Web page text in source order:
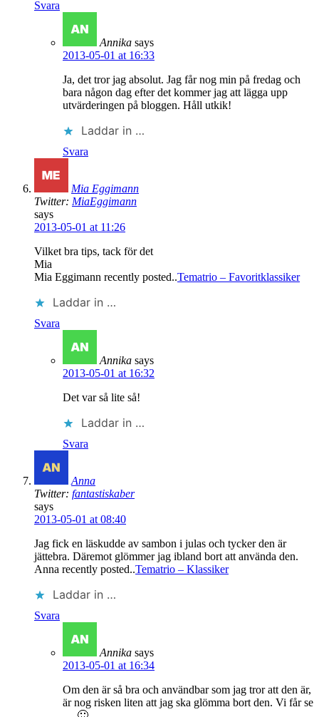
Svara
Annika says
2013-05-01 at 16:33
Ja, det tror jag absolut. Jag får nog min på fredag och
bara någon dag efter det kommer jag att lägga upp
utvärderingen på bloggen. Håll utkik!
Laddar in …
Svara
Mia Eggimann
Twitter: MiaEggimann
says
2013-05-01 at 11:26
Vilket bra tips, tack för det
Mia
Mia Eggimann recently posted..Tematrio – Favoritklassiker
Laddar in …
Svara
Annika says
2013-05-01 at 16:32
Det var så lite så!
Laddar in …
Svara
Anna
Twitter: fantastiskaber
says
2013-05-01 at 08:40
Jag fick en läskudde av sambon i julas och tycker den är
jättebra. Däremot glömmer jag ibland bort att använda den.
Anna recently posted..Tematrio – Klassiker
Laddar in …
Svara
Annika says
2013-05-01 at 16:34
Om den är så bra och användbar som jag tror att den är,
är nog risken liten att jag ska glömma bort den. Vi får se